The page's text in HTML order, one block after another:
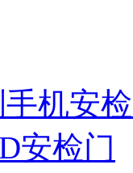
机安
安检门